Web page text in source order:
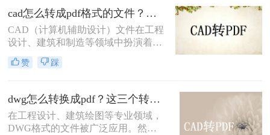
把图纸导出pdf的格式呢？本文将介绍
两种将CAD图纸导出为PDF格式的方
法。
cad怎么转成pdf格式的文件？分享二种实用转换方法！
CAD（计算机辅助设计）文件在工程
设计、建筑和制造等领域中扮演着至
关重要的角色。然而，有时需要将
CAD文件转换为PDF格式以便于共
pdf格式的文件呢？本文将介绍两种将
CAD转换为PDF的方法。
赞 踩
dwg怎么转换成pdf？这三个转换方法了解一下！
在工程设计、建筑绘图等专业领域，
DWG格式的文件被广泛应用。然